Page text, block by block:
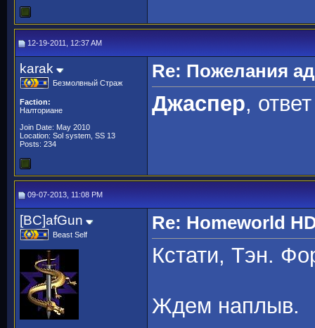
12-19-2011, 12:37 AM
karak
Безмолвный Страж
Faction:
Налториане
Join Date: May 2010
Location: Sol system, SS 13
Posts: 234
Re: Пожелания
Джаспер,
09-07-2013, 11:08 PM
[BC]afGun
Beast Self
Re: Homeworld
Кстати, Тэн.
Ждем наплыв.